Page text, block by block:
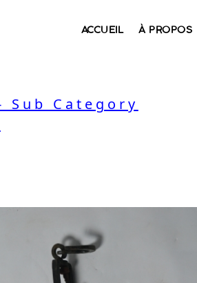
ACCUEIL À PROPOS
Sub Category